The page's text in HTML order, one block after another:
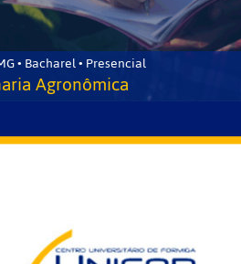
• Bacharel • Presencial
Agronômica